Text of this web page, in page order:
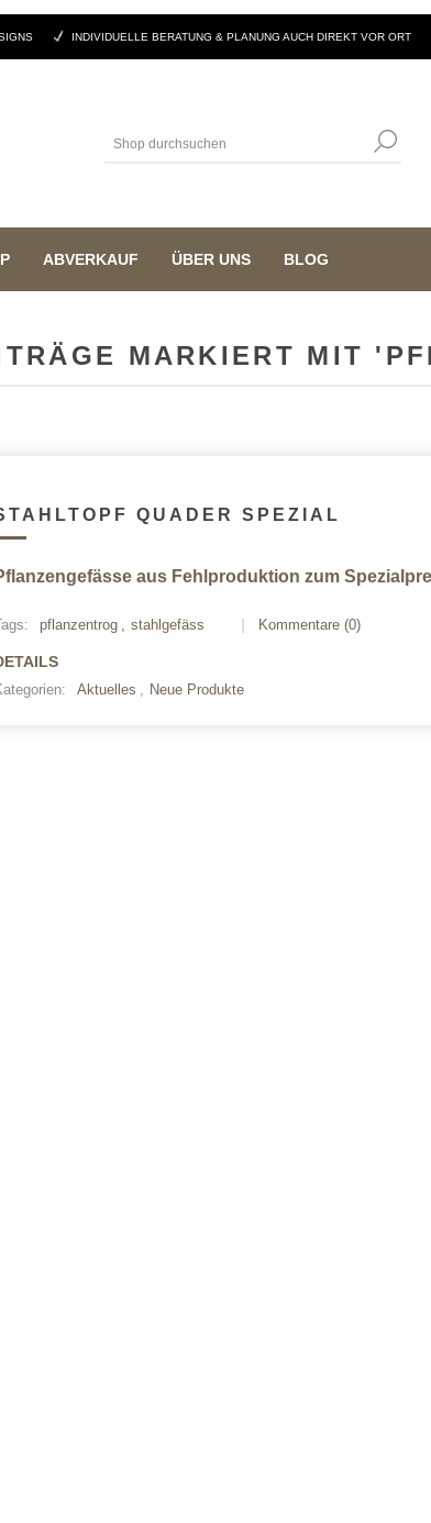
INDIVIDUELLE BERATUNG & PLANUNG AUCH DIREKT VOR ORT
ABVERKAUF ÜBER UNS BLOG
MARKIERT MIT
QUADER SPEZIAL
aus Fehlproduktion zum
pflanzentrog , stahlgefäss Kommentare (0)
Aktuelles , Neue Produkte